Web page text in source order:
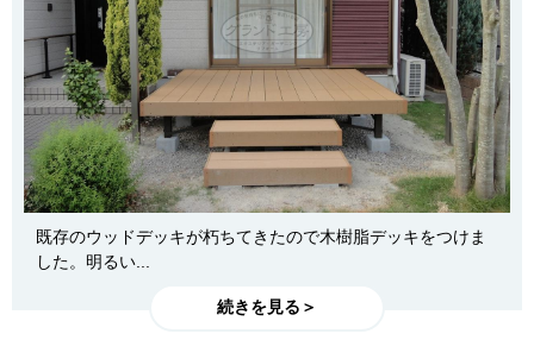
既存のウッドデッキが朽ちてきたので木樹脂デッキをつけま
した。明るい...
続きを見る＞